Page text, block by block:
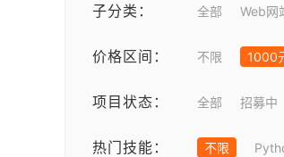
子分类： 全部 Web网
价格区间： 不限 1000
项目状态： 全部 招募中
热门技能： 不限